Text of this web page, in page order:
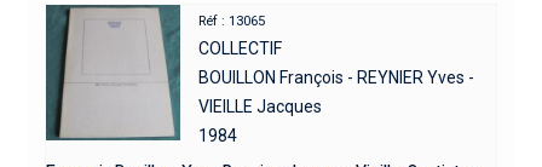
Réf : 13065
COLLECTIF
BOUILLON François - REYNIER Yves -
VIEILLE Jacques
1984